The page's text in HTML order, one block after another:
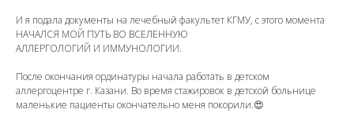
И я подала документы на лечебный факультет КГМУ, с этого момента
НАЧАЛСЯ МОЙ ПУТЬ ВО ВСЕЛЕННУЮ
АЛЛЕРГОЛОГИЙ И ИММУНОЛОГИИ.
После окончания ординатуры начала работать в детском
аллергоцентре г. Казани. Во время стажировок в детской больнице
маленькие пациенты окончательно меня покорили.😍